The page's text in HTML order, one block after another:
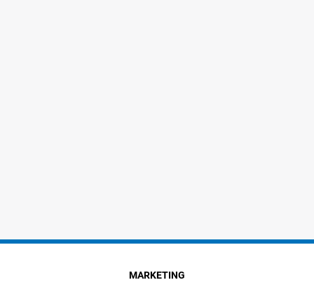
MARKETING